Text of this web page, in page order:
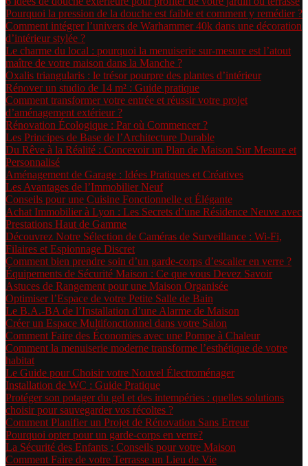
Pourquoi la pression de la douche est faible et comment y remédier ?
Comment intégrer l’univers de Warhammer 40k dans une décoration
d’intérieur stylée ?
Le charme du local : pourquoi la menuiserie sur-mesure est l’atout
maître de votre maison dans la Manche ?
Oxalis triangularis : le trésor pourpre des plantes d’intérieur
Rénover un studio de 14 m² : Guide pratique
Comment transformer votre entrée et réussir votre projet
d’aménagement extérieur ?
Rénovation Écologique : Par où Commencer ?
Les Principes de Base de l’Architecture Durable
Du Rêve à la Réalité : Concevoir un Plan de Maison Sur Mesure et
Personnalisé
Aménagement de Garage : Idées Pratiques et Créatives
Les Avantages de l’Immobilier Neuf
Conseils pour une Cuisine Fonctionnelle et Élégante
Achat Immobilier à Lyon : Les Secrets d’une Résidence Neuve avec
Prestations Haut de Gamme
Découvrez Notre Sélection de Caméras de Surveillance : Wi-Fi,
Filaires et Espionnage Discret
Comment bien prendre soin d’un garde-corps d’escalier en verre ?
Équipements de Sécurité Maison : Ce que vous Devez Savoir
Astuces de Rangement pour une Maison Organisée
Optimiser l’Espace de votre Petite Salle de Bain
Le B.A.-BA de l’Installation d’une Alarme de Maison
Créer un Espace Multifonctionnel dans votre Salon
Comment Faire des Économies avec une Pompe à Chaleur
Comment la menuiserie moderne transforme l’esthétique de votre
habitat
Le Guide pour Choisir votre Nouvel Électroménager
Installation de WC : Guide Pratique
Protéger son potager du gel et des intempéries : quelles solutions
choisir pour sauvegarder vos récoltes ?
Comment Planifier un Projet de Rénovation Sans Erreur
Pourquoi opter pour un garde-corps en verre?
La Sécurité des Enfants : Conseils pour votre Maison
Comment Faire de votre Terrasse un Lieu de Vie